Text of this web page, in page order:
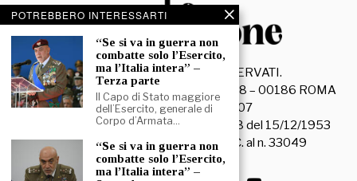
© 2026- TUTTI I DIRITTI RISERVATI.
La Discussione S.r.l. – Piazza Capranica, 78 – 00186 ROMA
C.F. e P. IVA 15045971007
Registrazione Tribunale di Roma n. 3628 del 15/12/1953
La società editrice è iscritta al R.O.C. al n. 33049
POTREBBERO INTERESSARTI
“Se si va in guerra non
combatte solo l’Esercito,
ma l’Italia intera” –
Terza parte
Il Capo di Stato maggiore
dell’Esercito, generale di
Corpo d’Armata…
“Se si va in guerra non
combatte solo l’Esercito,
ma l’Italia intera” –